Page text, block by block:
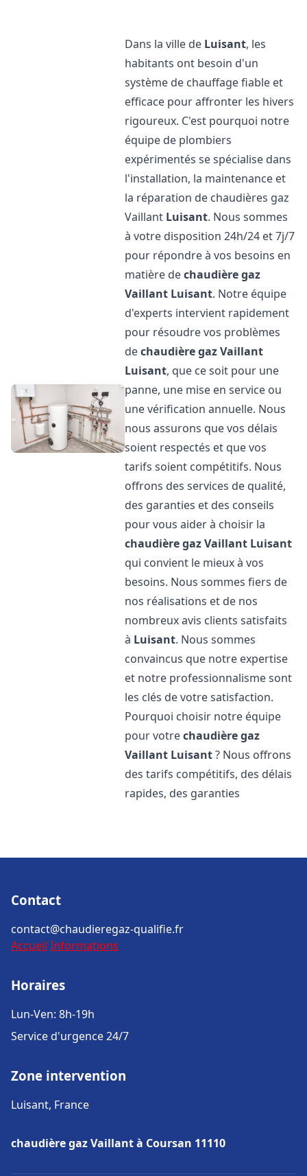
Dans la ville de Luisant, les
habitants ont besoin d'un
système de chauffage fiable et
efficace pour affronter les hivers
rigoureux. C'est pourquoi notre
équipe de plombiers
expérimentés se spécialise dans
l'installation, la maintenance et
la réparation de chaudières gaz
Vaillant Luisant. Nous sommes
à votre disposition 24h/24 et 7j/7
pour répondre à vos besoins en
matière dechaudière gaz
Vaillant Luisant. Notre équipe
d'experts intervient rapidement
pour résoudre vos problèmes
dechaudière gaz Vaillant
Luisant, que ce soit pour une
panne, une mise en service ou
une vérification annuelle. Nous
nous assurons que vos délais
soient respectés et que vos
tarifs soient compétitifs. Nous
offrons des services de qualité,
des garanties et des conseils
pour vous aider à choisir la
chaudière gaz Vaillant Luisant
qui convient le mieux à vos
besoins. Nous sommes fiers de
nos réalisations et de nos
nombreux avis clients satisfaits
à Luisant. Nous sommes
convaincus que notre expertise
et notre professionnalisme sont
les clés de votre satisfaction.
Pourquoi choisir notre équipe
pour votrechaudière gaz
Vaillant Luisant? Nous offrons
des tarifs compétitifs, des délais
rapides, des garanties
Contact
contact@chaudieregaz-qualifie.fr
Accueil Informations
Horaires
Lun-Ven: 8h-19h
Service d'urgence 24/7
Zone intervention
Luisant, France
chaudière gaz Vaillant à Coursan 11110